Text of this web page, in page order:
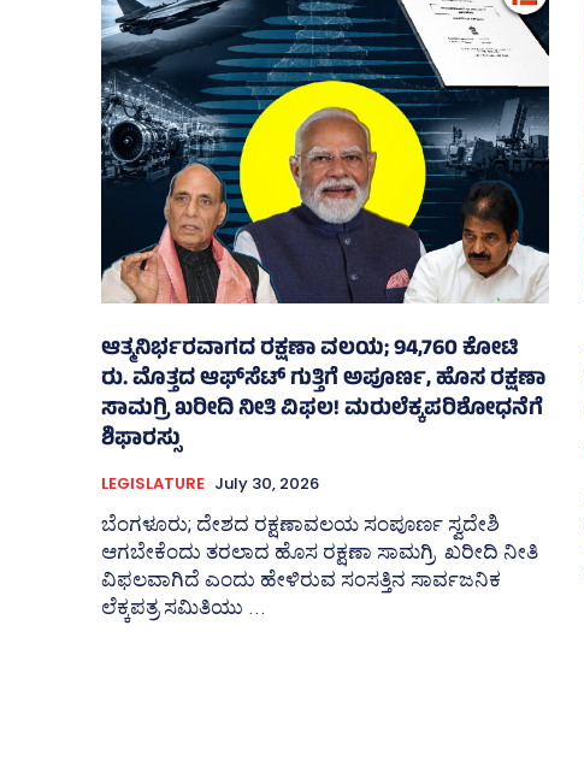
ಆತ್ಮನಿರ್ಭರವಾಗದ ರಕ್ಷಣಾ ವಲಯ; 94,760 ಕೋಟಿ
ರು. ಮೊತ್ತದ ಆಫ್‌ಸೆಟ್ ಗುತ್ತಿಗೆ ಅಪೂರ್ಣ, ಹೊಸ ರಕ್ಷಣಾ
ಸಾಮಗ್ರಿ ಖರೀದಿ ನೀತಿ ವಿಫಲ! ಮರುಲೆಕ್ಕಪರಿಶೋಧನೆಗೆ
ಶಿಫಾರಸ್ಸು
LEGISLATURE July 30, 2026
ಬೆಂಗಳೂರು; ದೇಶದ ರಕ್ಷಣಾವಲಯ ಸಂಪೂರ್ಣ ಸ್ವದೇಶಿ
ಆಗಬೇಕೆಂದು ತರಲಾದ ಹೊಸ ರಕ್ಷಣಾ ಸಾಮಗ್ರಿ ಖರೀದಿ ನೀತಿ
ವಿಫಲವಾಗಿದೆ ಎಂದು ಹೇಳಿರುವ ಸಂಸತ್ತಿನ ಸಾರ್ವಜನಿಕ
ಲೆಕ್ಕಪತ್ರ ಸಮಿತಿಯು ...